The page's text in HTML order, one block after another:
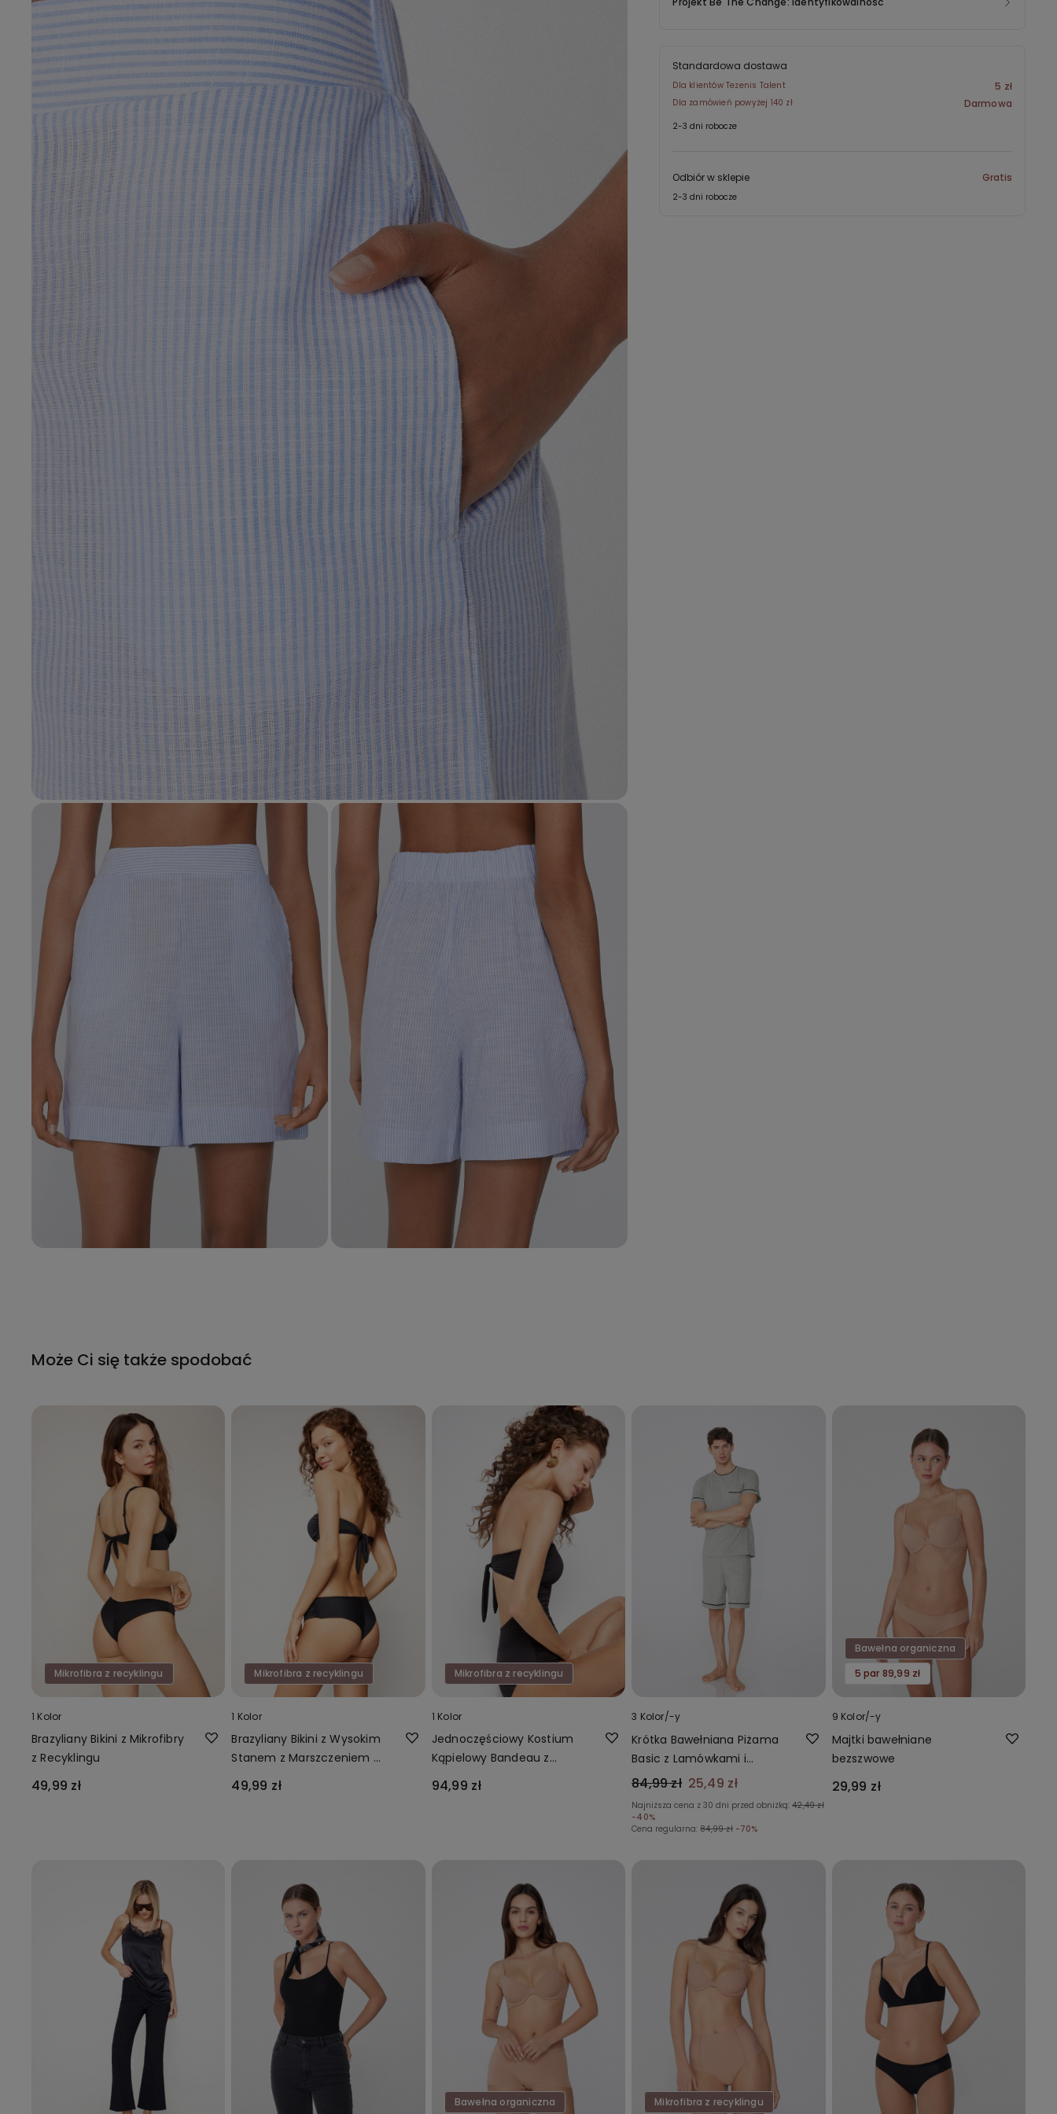
Standardowa dostawa
Dla klientów Tezenis Talent 5 zł
Dla zamówień powyżej 140 zł Darmowa
2-3 dni robocze
Odbiór w sklepie Gratis
2-3 dni robocze
Może Ci się także spodobać
Mikrofibra z recyklingu
1 Kolor
Brazyliany Bikini z Mikrofibry
z Recyklingu
49,99 zł
Mikrofibra z recyklingu
1 Kolor
Brazyliany Bikini z Wysokim
Stanem z Marszczeniem z
49,99 zł
Mikrofibra z recyklingu
1 Kolor
Jednoczęściowy Kostium
Kąpielowy Bandeau z
z Recyklingu
94,99 zł
3 Kolor/-y
Krótka Bawełniana Piżama
Basic z Lamówkami i
Kieszonką
84,99 zł 25,49 zł
Najniższa cena z 30 dni przed obniżką:42,49 zł
-40%
Cena regularna:84,99 zł -70%
Bawełna organiczna
5 par 89,99 zł
9 Kolor/-y
Majtki bawełniane
bezszwowe
29,99 zł
Bawełna organiczna Mikrofibra z recyklingu